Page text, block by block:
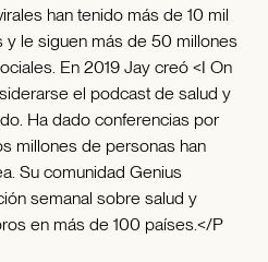
han tenido más de 10 mil
le siguen más de 50 millones
En 2019 Jay creó <I On
el podcast de salud y
Ha dado conferencias por
millones de personas han
Su comunidad Genius
semanal sobre salud y
en más de 100 países.</P